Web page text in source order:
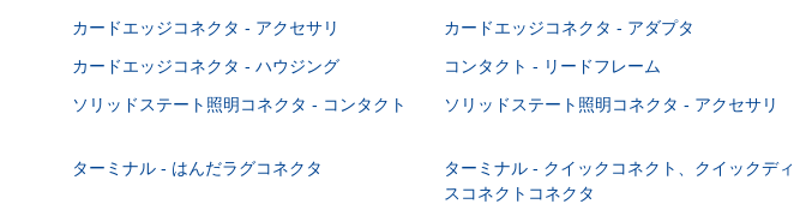
カードエッジコネクタ - アクセサリ
カードエッジコネクタ - アダプタ
カードエッジコネクタ - ハウジング
コンタクト - リードフレーム
ソリッドステート照明コネクタ - コンタクト
ソリッドステート照明コネクタ - アクセサリ
ターミナル - はんだラグコネクタ
ターミナル - クイックコネクト、クイックディ
スコネクトコネクタ